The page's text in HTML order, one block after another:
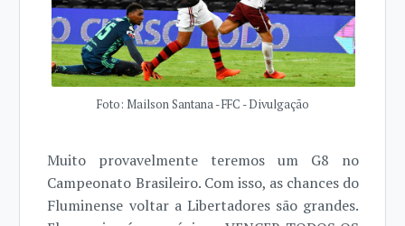
Foto: Mailson Santana - FFC - Divulgação
Muito provavelmente teremos um G8 no
Campeonato Brasileiro. Com isso, as chances do
Fluminense voltar a Libertadores são grandes.